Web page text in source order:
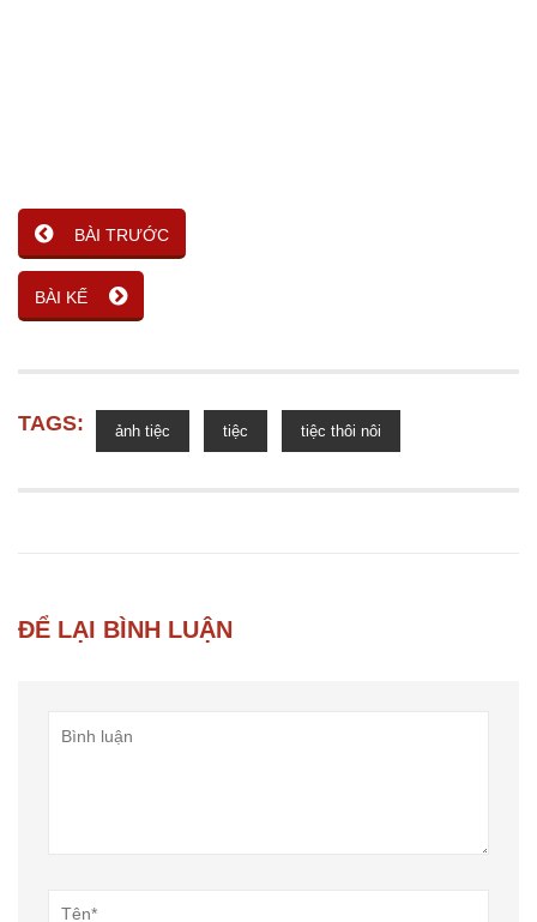
BÀI TRƯỚC
BÀI KẾ
TAGS: ảnh tiệc tiệc tiệc thôi nôi
ĐỂ LẠI BÌNH LUẬN